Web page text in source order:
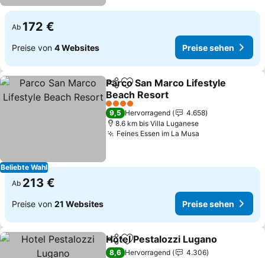
Ab 172 €
Preise von 4 Websites Preise sehen
Beliebte Wahl
TeilenZu Favoriten hinzufügen
Parco San Marco Lifestyle
Beach Resort
Preise sehen
4 Sterne
9,5 Hervorragend
4.658
8.6 km bis Villa Luganese
Feines Essen im La Musa
Ab 213 €
Preise von 21 Websites Preise sehen
TeilenZu Favoriten hinzufügen
Hotel Pestalozzi Lugano
8,6 Hervorragend
4.306